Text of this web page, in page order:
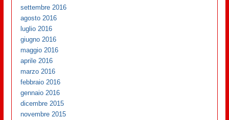
settembre 2016
agosto 2016
luglio 2016
giugno 2016
maggio 2016
aprile 2016
marzo 2016
febbraio 2016
gennaio 2016
dicembre 2015
novembre 2015